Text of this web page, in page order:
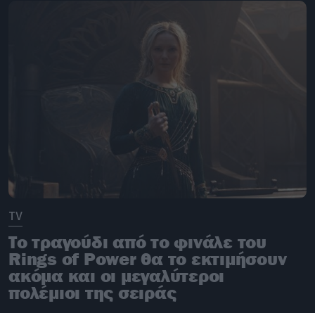
TV
Το τραγούδι από το φινάλε του
Rings of Power θα το εκτιμήσουν
ακόμα και οι μεγαλύτεροι
πολέμιοι της σειράς